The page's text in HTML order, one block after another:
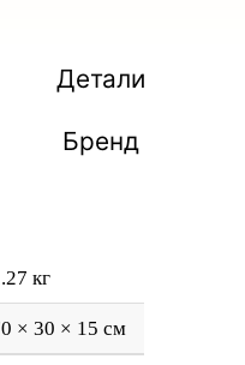
Детали
Бренд
кг
× 30 × 15 см